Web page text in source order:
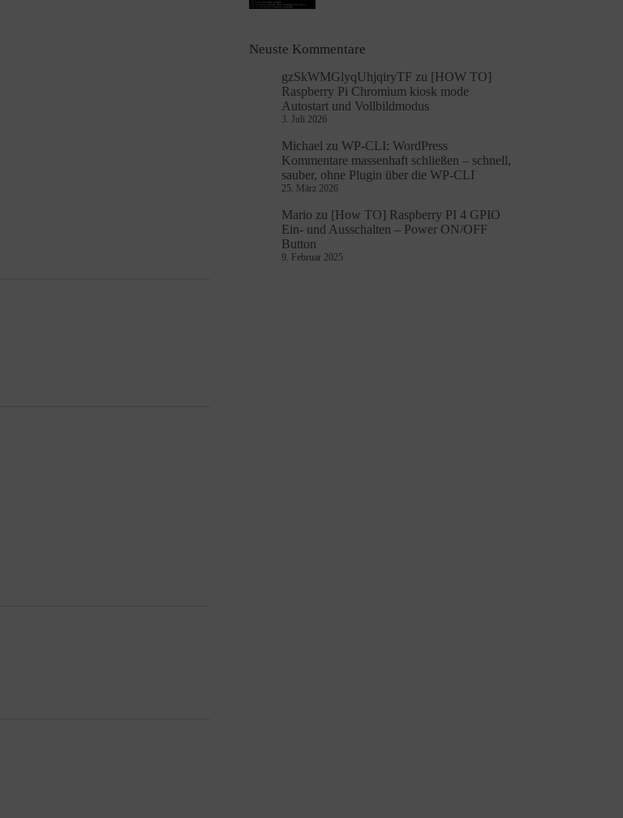
Neuste Kommentare
gzSkWMGlyqUhjqiryTF zu [HOW TO]
Raspberry Pi Chromium kiosk mode
Autostart und Vollbildmodus
3. Juli 2026
Michael zuWP-CLI: WordPress
Kommentare massenhaft schließen – schnell,
sauber, ohne Plugin über die WP-CLI
25. März 2026
Mario zu [How TO] Raspberry PI 4 GPIO
Ein- und Ausschalten – Power ON/OFF
Button
9. Februar 2025